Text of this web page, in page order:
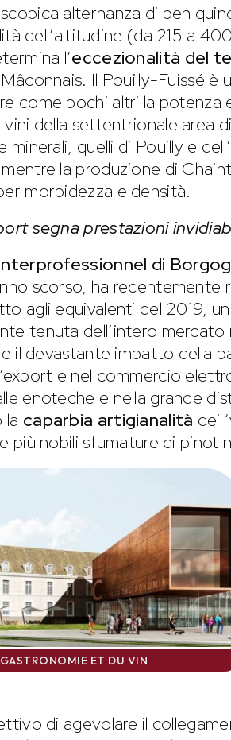
alternanza di ben
dell’altitudine (da 215 a
l’eccezionalità del
Il Pouilly-Fuissé
come pochi altri la potenza
vini della settentrionale area
minerali, quelli di Pouilly e
la produzione di
morbidezza e densità.
segna prestazioni
di
scorso, ha recentemente
agli equivalenti del 2019,
tenuta dell’intero
il devastante impatto della
e nel commercio
enoteche e nella grande
la caparbia artigianalità dei
più nobili sfumature di pinot
ET DU VIN
di agevolare il